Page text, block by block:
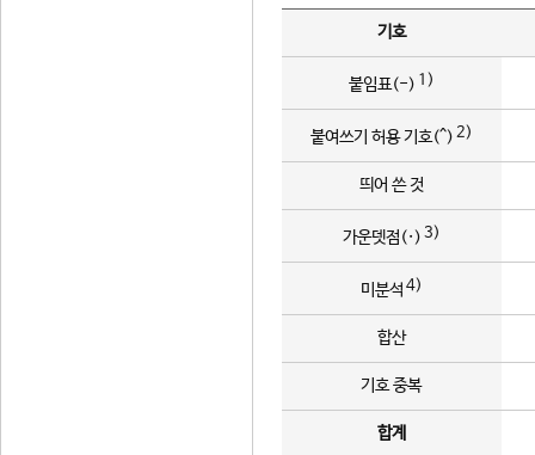
기호
붙임표(-) 1)
붙여쓰기 허용 기호(^) 2)
띄어 쓴 것
가운뎃점(·) 3)
미분석 4)
합산
기호 중복
합계